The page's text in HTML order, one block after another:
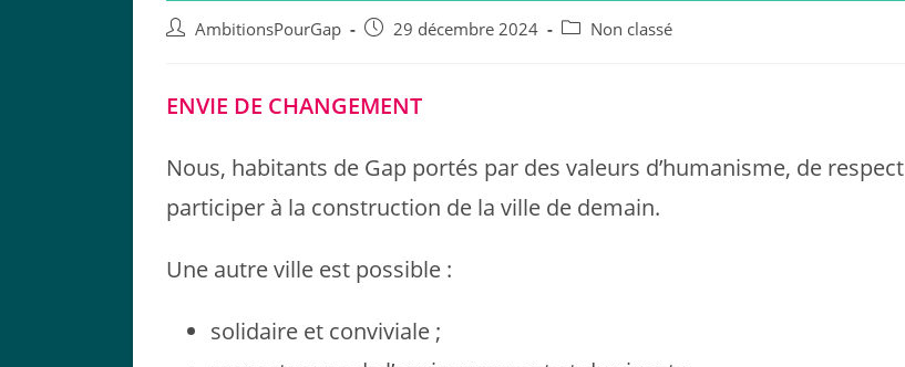
Auteur/autrice
publication :
AmbitionsPourGap
Publication
29 décembre 2024
Post Non classé
ENVIE DE CHANGEMENT
Nous, habitants de Gap portés par des valeurs d’humanisme, de
participer à la construction de la ville de demain.
Une autre ville est possible :
solidaire et conviviale ;